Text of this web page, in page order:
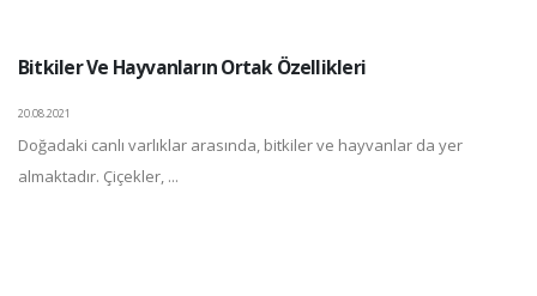
Bitkiler Ve Hayvanların Ortak Özellikleri
20.08.2021
Doğadaki canlı varlıklar arasında, bitkiler ve hayvanlar da yer
almaktadır. Çiçekler, ...